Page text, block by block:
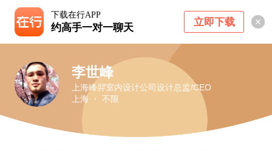
下载在行APP
约高手一对一聊天 立即下载
李世峰
上海峰羿室内设计公司设计总监/CEO
上海 ・ 不限